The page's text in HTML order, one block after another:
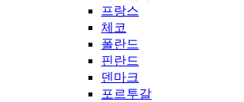
프랑스
체코
폴란드
핀란드
덴마크
포르투갈